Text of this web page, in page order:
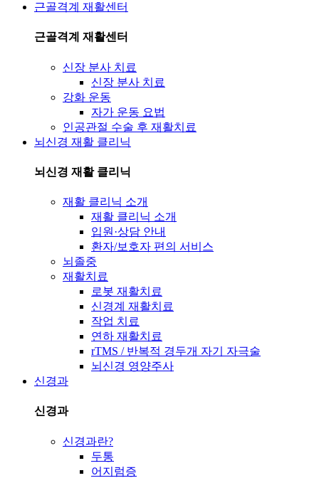
근골격계 재활센터
근골격계 재활센터
신장 분사 치료
신장 분사 치료
강화 운동
자가 운동 요법
인공관절 수술 후 재활치료
뇌신경 재활 클리닉
뇌신경 재활 클리닉
재활 클리닉 소개
재활 클리닉 소개
입원·상담 안내
환자/보호자 편의 서비스
뇌졸중
재활치료
로봇 재활치료
신경계 재활치료
작업 치료
연하 재활치료
rTMS / 반복적 경두개 자기 자극술
뇌신경 영양주사
신경과
신경과
신경과란?
두통
어지럼증